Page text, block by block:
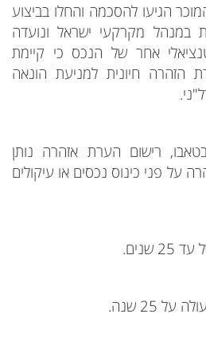
הגיעו להסכמה והחלו בביצוע
מקרקעי ישראל ונועדה
אחר של הנכס כי קיימת
הזהרה חיונית למניעת הונאה
רישום הערת אזהרה נותן
על פני כינוס נכסים או עיקולים
25 שנה.